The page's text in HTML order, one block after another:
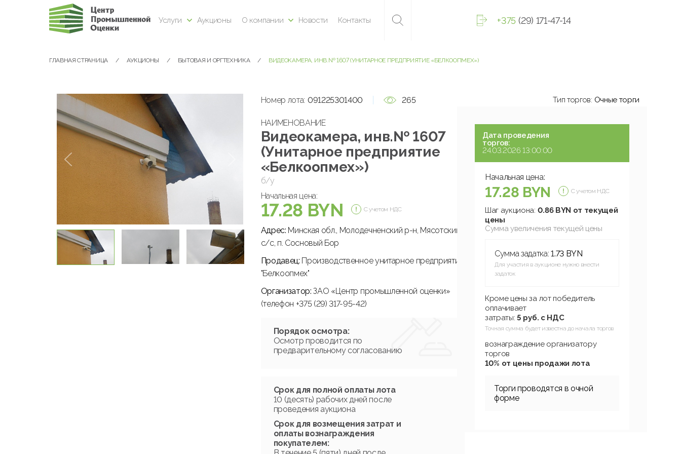
Услуги Аукционы О компании Новости Контакты +375 (29) 171-47-14
ГЛАВНАЯ СТРАНИЦА АУКЦИОНЫ БЫТОВАЯ И ОРГТЕХНИКА ВИДЕОКАМЕРА, ИНВ.№ 1607 (УНИТАРНОЕ ПРЕДПРИЯТИЕ «БЕЛКООПМЕХ»)
Номер лота: 091225301400 265
НАИМЕНОВАНИЕ
Видеокамера, инв.№ 1607
(Унитарное предприятие
«Белкоопмех»)
б/у
Начальная цена:
17.28 BYN С учетом НДС
Адрес: Минская обл., Молодечненский р-н, Мясотский
с/с, п. Сосновый Бор
Продавец: Производственное унитарное предприятие
"Белкоопмех"
Организатор:ЗАО «Центр промышленной оценки»
(телефон +375 (29) 317-95-42)
Порядок осмотра:
Осмотр проводится по
предварительному согласованию
Срок для полной оплаты лота
10 (десять) рабочих дней после
проведения аукциона
Срок для возмещения затрат и
оплаты вознаграждения
покупателем:
Тип торгов: Очные торги
Дата проведения
торгов:
24.03.2026 13:00:00
Начальная цена:
17.28 BYN С учетом НДС
Шаг аукциона: 0.86 BYN от текущей
цены
Сумма увеличения текущей цены
Сумма задатка:1.73 BYN
Для участия в аукционе нужно внести
задаток
Кроме цены за лот победитель
оплачивает
затраты:5 руб. с НДС
Точная сумма будет известна до начала торгов
вознаграждение организатору
торгов
10% от цены продажи лота
Торги проводятся в очной
форме